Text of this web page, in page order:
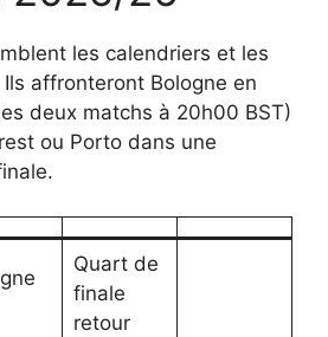
les calendriers et les
affronteront Bologne en
deux matchs à 20h00 BST)
ou Porto dans une
Quart de
finale
retour